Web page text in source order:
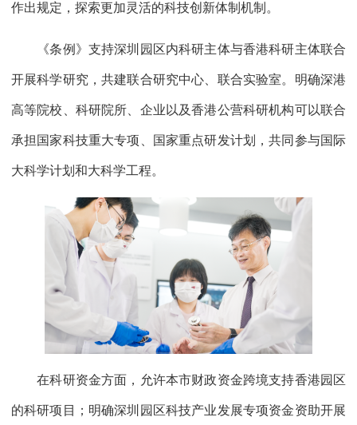
作出规定，探索更加灵活的科技创新体制机制。
《条例》支持深圳园区内科研主体与香港科研主体联合
开展科学研究，共建联合研究中心、联合实验室。明确深港
高等院校、科研院所、企业以及香港公营科研机构可以联合
承担国家科技重大专项、国家重点研发计划，共同参与国际
大科学计划和大科学工程。
在科研资金方面，允许本市财政资金跨境支持香港园区
的科研项目；明确深圳园区科技产业发展专项资金资助开展